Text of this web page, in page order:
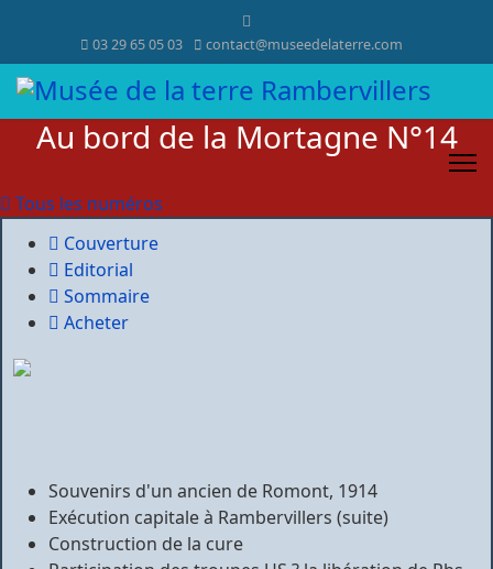
03 29 65 05 03 contact@museedelaterre.com
Au bord de la Mortagne N°14
Tous les numéros
Couverture
Editorial
Sommaire
Acheter
Souvenirs d'un ancien de Romont, 1914
Exécution capitale à Rambervillers (suite)
Construction de la cure